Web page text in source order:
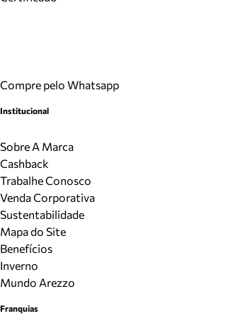
Compre pelo Whatsapp
Institucional
Sobre A Marca
Cashback
Trabalhe Conosco
Venda Corporativa
Sustentabilidade
Mapa do Site
Benefícios
Inverno
Mundo Arezzo
Franquias